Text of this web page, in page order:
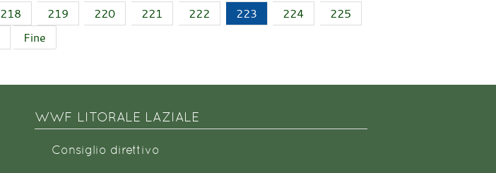
218 219 220 221 222 223 224
225
Fine
WWF LITORALE LAZIALE
Consiglio direttivo